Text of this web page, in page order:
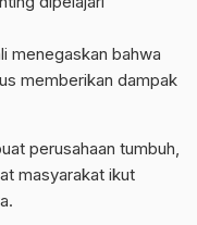
menegaskan bahwa
memberikan dampak
perusahaan tumbuh,
masyarakat ikut